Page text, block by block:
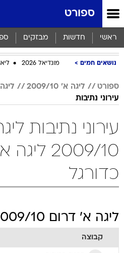
ספורט
ראשי חדשות מבזקים
נושאים חמים מונדיאל 2026
ספורט ליגה א' 2009/10
ליגה
עירוני נתיבות
עירוני נתיבות
כדורגל
ליגה א' דרום 2009/10
קבוצה